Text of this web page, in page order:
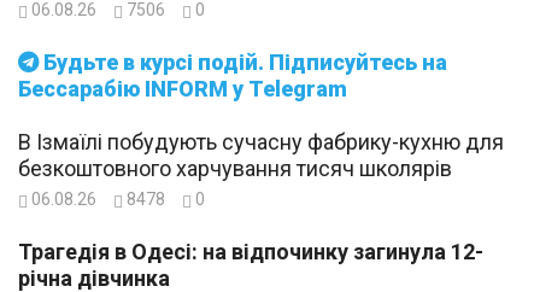
Будьте в курсі подій. Підписуйтесь на
Бессарабію INFORM у Telegram
06.08.26 7506 0
В Ізмаїлі побудують сучасну фабрику-кухню для
безкоштовного харчування тисяч школярів
06.08.26 8478 0
Трагедія в Одесі: на відпочинку загинула 12-
річна дівчинка